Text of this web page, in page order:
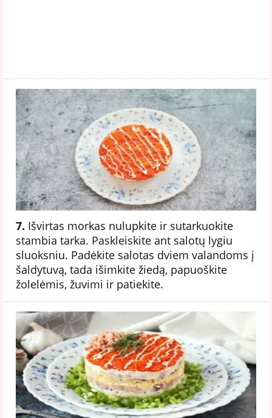
7. Išvirtas morkas nulupkite ir sutarkuokite
stambia tarka. Paskleiskite ant salotų lygiu
sluoksniu. Padėkite salotas dviem valandoms į
šaldytuvą, tada išimkite žiedą, papuoškite
žolelėmis, žuvimi ir patiekite.